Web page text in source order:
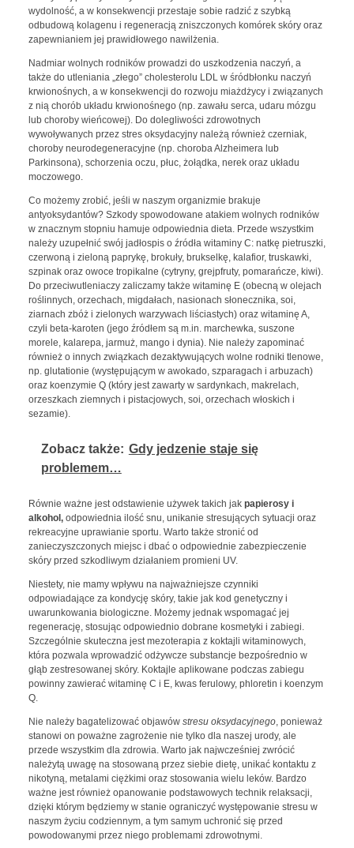
wydolność, a w konsekwencji przestaje sobie radzić z szybką
odbudową kolagenu i regeneracją zniszczonych komórek skóry oraz
zapewnianiem jej prawidłowego nawilżenia.
Nadmiar wolnych rodników prowadzi do uszkodzenia naczyń, a
także do utleniania „złego” cholesterolu LDL w śródbłonku naczyń
krwionośnych, a w konsekwencji do rozwoju miażdżycy i związanych
z nią chorób układu krwionośnego (np. zawału serca, udaru mózgu
lub choroby wieńcowej). Do dolegliwości zdrowotnych
wywoływanych przez stres oksydacyjny należą również czerniak,
choroby neurodegeneracyjne (np. choroba Alzheimera lub
Parkinsona), schorzenia oczu, płuc, żołądka, nerek oraz układu
moczowego.
Co możemy zrobić, jeśli w naszym organizmie brakuje
antyoksydantów? Szkody spowodowane atakiem wolnych rodników
w znacznym stopniu hamuje odpowiednia dieta. Przede wszystkim
należy uzupełnić swój jadłospis o źródła witaminy C: natkę pietruszki,
czerwoną i zieloną paprykę, brokuły, brukselkę, kalafior, truskawki,
szpinak oraz owoce tropikalne (cytryny, grejpfruty, pomarańcze, kiwi).
Do przeciwutleniaczy zaliczamy także witaminę E (obecną w olejach
roślinnych, orzechach, migdałach, nasionach słonecznika, soi,
ziarnach zbóż i zielonych warzywach liściastych) oraz witaminę A,
czyli beta-karoten (jego źródłem są m.in. marchewka, suszone
morele, kalarepa, jarmuż, mango i dynia). Nie należy zapominać
również o innych związkach dezaktywujących wolne rodniki tlenowe,
np. glutationie (występującym w awokado, szparagach i arbuzach)
oraz koenzymie Q (który jest zawarty w sardynkach, makrelach,
orzeszkach ziemnych i pistacjowych, soi, orzechach włoskich i
sezamie).
Zobacz także: Gdy jedzenie staje się
problemem…
Równie ważne jest odstawienie używek takich jak papierosy i
alkohol,odpowiednia ilość snu, unikanie stresujących sytuacji oraz
rekreacyjne uprawianie sportu. Warto także stronić od
zanieczyszczonych miejsc i dbać o odpowiednie zabezpieczenie
skóry przed szkodliwym działaniem promieni UV.
Niestety, nie mamy wpływu na najważniejsze czynniki
odpowiadające za kondycję skóry, takie jak kod genetyczny i
uwarunkowania biologiczne. Możemy jednak wspomagać jej
regenerację, stosując odpowiednio dobrane kosmetyki i zabiegi.
Szczególnie skuteczna jest mezoterapia z koktajli witaminowych,
która pozwala wprowadzić odżywcze substancje bezpośrednio w
głąb zestresowanej skóry. Koktajle aplikowane podczas zabiegu
powinny zawierać witaminę C i E, kwas ferulowy, phloretin i koenzym
Q.
Nie należy bagatelizować objawów stresu oksydacyjnego, ponieważ
stanowi on poważne zagrożenie nie tylko dla naszej urody, ale
przede wszystkim dla zdrowia. Warto jak najwcześniej zwrócić
należytą uwagę na stosowaną przez siebie dietę, unikać kontaktu z
nikotyną, metalami ciężkimi oraz stosowania wielu leków. Bardzo
ważne jest również opanowanie podstawowych technik relaksacji,
dzięki którym będziemy w stanie ograniczyć występowanie stresu w
naszym życiu codziennym, a tym samym uchronić się przed
powodowanymi przez niego problemami zdrowotnymi.